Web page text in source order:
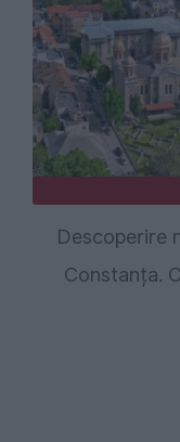
Descoperire
Constanța.